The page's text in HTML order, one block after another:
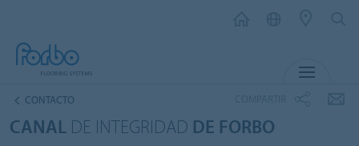
CONTACTO
CANAL DE INTEGRIDAD DE FORBO